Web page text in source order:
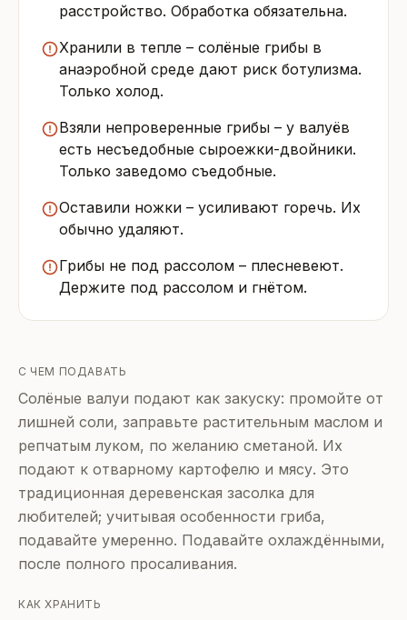
расстройство. Обработка обязательна.
Хранили в тепле – солёные грибы в
анаэробной среде дают риск ботулизма.
Только холод.
Взяли непроверенные грибы – у валуёв
есть несъедобные сыроежки-двойники.
Только заведомо съедобные.
Оставили ножки – усиливают горечь. Их
обычно удаляют.
Грибы не под рассолом – плесневеют.
Держите под рассолом и гнётом.
С ЧЕМ ПОДАВАТЬ
Солёные валуи подают как закуску: промойте от
лишней соли, заправьте растительным маслом и
репчатым луком, по желанию сметаной. Их
подают к отварному картофелю и мясу. Это
традиционная деревенская засолка для
любителей; учитывая особенности гриба,
подавайте умеренно. Подавайте охлаждёнными,
после полного просаливания.
КАК ХРАНИТЬ